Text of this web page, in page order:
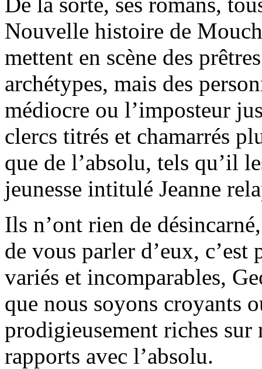
Nouvelle histoire de
mettent en scène des
archétypes, mais des
médiocre ou l’imposteur
clercs titrés et chamarrés
que de l’absolu, tels qu’il
jeunesse intitulé Jeanne
Ils n’ont rien de
de vous parler d’eux, c’est
variés et incomparables,
que nous soyons croyants
prodigieusement riches
rapports avec l’absolu.